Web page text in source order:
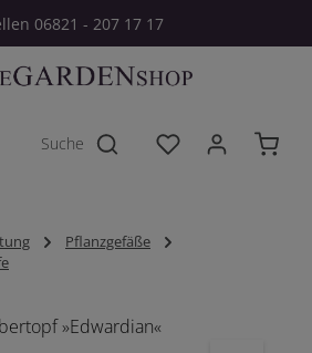
06821 - 207 17 17
Du hast 0
Pflanzgefäße